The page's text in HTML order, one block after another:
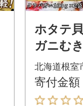
ホタテ
ガニむ
ニむき
北海道根室
寄付金額